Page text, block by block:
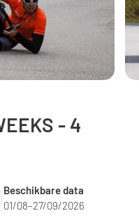
- 4
Beschikbare data
01/08–27/09/2026